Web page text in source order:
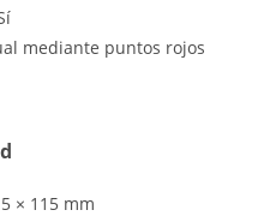
mediante puntos rojos
× 115 mm